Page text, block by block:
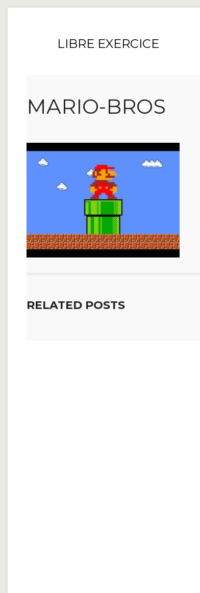
LIBRE EXERCICE
MARIO-BROS
RELATED POSTS